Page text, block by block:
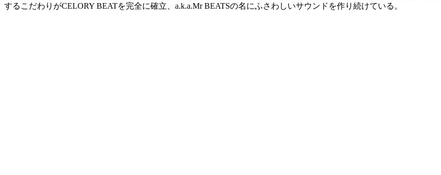
するこだわりがCELORY BEATを完全に確立、a.k.a.Mr BEATSの名にふさわしいサウンドを作り続けている。